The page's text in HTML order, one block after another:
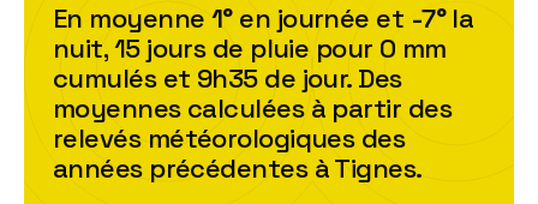
En moyenne 1°en journée et -7°la
nuit,15joursde pluie pour 0 mm
cumulés et 9h35de jour. Des
moyennes calculées à partir des
relevés météorologiques des
années précédentes àTignes.